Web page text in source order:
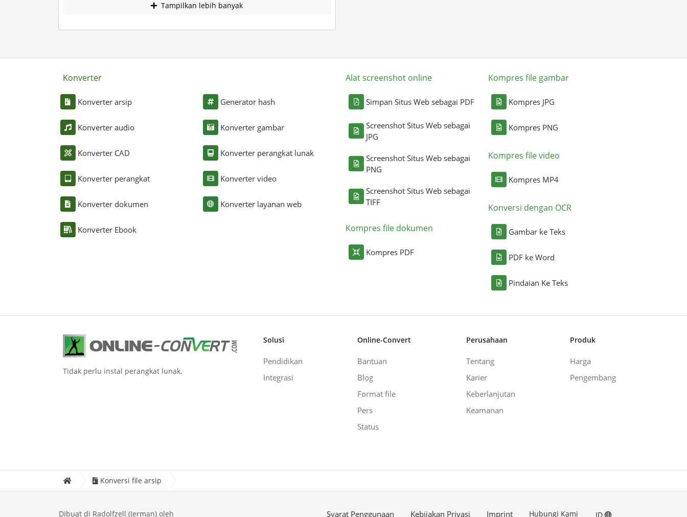
Tampilkan lebih banyak
Konverter
Konverter arsip
Konverter audio
Konverter CAD
Konverter perangkat
Konverter dokumen
Konverter Ebook
Generator hash
Konverter gambar
Konverter perangkat lunak
Konverter video
Konverter layanan web
Alat screenshot online
Simpan Situs Web sebagai PDF
Screenshot Situs Web sebagai
JPG
Screenshot Situs Web sebagai
PNG
Screenshot Situs Web sebagai
TIFF
Kompres file dokumen
Kompres PDF
Kompres file gambar
Kompres JPG
Kompres PNG
Kompres file video
Kompres MP4
Konversi dengan OCR
Gambar ke Teks
PDF ke Word
Pindaian Ke Teks
Tidak perlu instal perangkat lunak.
Solusi
Pendidikan
Integrasi
Online-Convert
Bantuan
Blog
Format file
Pers
Status
Perusahaan
Tentang
Karier
Keberlanjutan
Keamanan
Produk
Harga
Pengembang
Konversi file arsip
Dibuat di Radolfzell (Jerman) oleh Syarat Penggunaan Kebijakan Privasi Imprint Hubungi Kami ID